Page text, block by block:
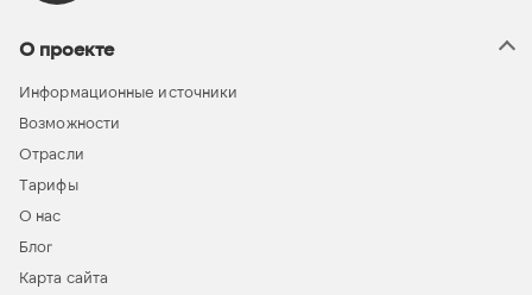
О проекте
Информационные источники
Возможности
Отрасли
Тарифы
О нас
Блог
Карта сайта